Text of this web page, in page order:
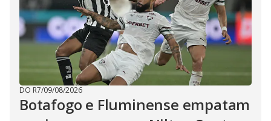
DO R7/09/08/2026
Botafogo e Fluminense empatam